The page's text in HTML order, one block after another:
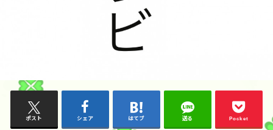
ポスト シェア はてブ 送る Pocket